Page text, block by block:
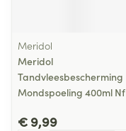
Meridol
Meridol
Tandvleesbescherming
Mondspoeling 400ml Nf
€ 9,99